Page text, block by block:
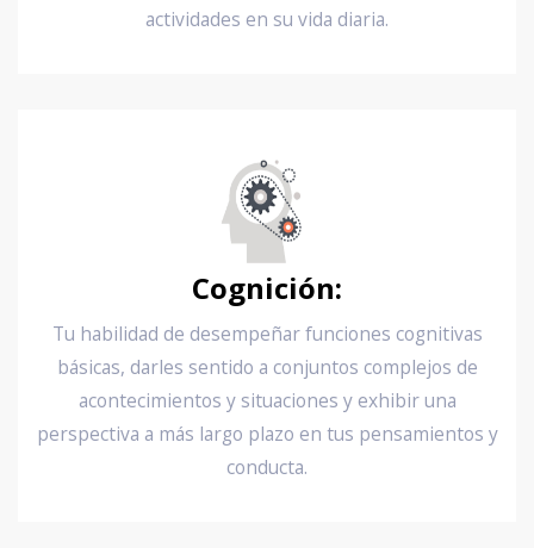
actividades en su vida diaria.
Cognición:
Tu habilidad de desempeñar funciones cognitivas
básicas, darles sentido a conjuntos complejos de
acontecimientos y situaciones y exhibir una
perspectiva a más largo plazo en tus pensamientos y
conducta.